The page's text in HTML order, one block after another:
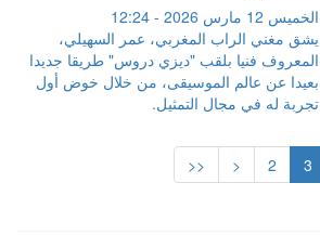
الخميس 12 مارس 2026 - 12:24
يشق مغني الراب المغربي، عمر السهيلي،
المعروف فنيا بلقب "ديزي دروس" طريقا جديدا
بعيدا عن عالم الموسيقى، من خلال خوض أول
تجربة له في مجال التمثيل.
<< < 2 3